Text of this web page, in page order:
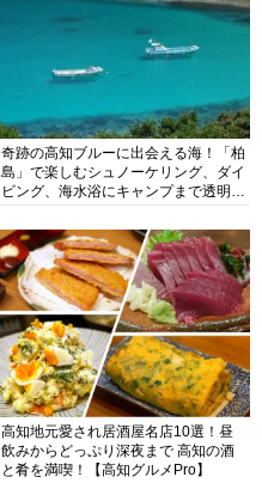
奇跡の高知ブルーに出会える海！「柏
島」で楽しむシュノーケリング、ダイ
ビング、海水浴にキャンプまで透明度
高知地元愛され居酒屋名店10選！昼
飲みからどっぷり深夜まで 高知の酒
と肴を満喫！【高知グルメPro】